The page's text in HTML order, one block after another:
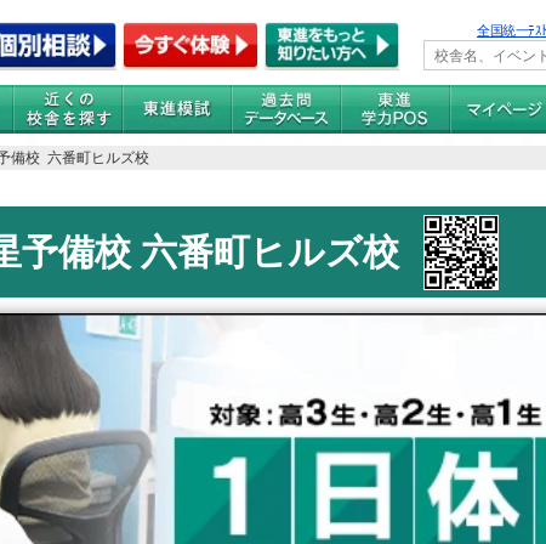
全国統一ﾃｽﾄ
備校 六番町ヒルズ校
予備校 六番町ヒルズ校